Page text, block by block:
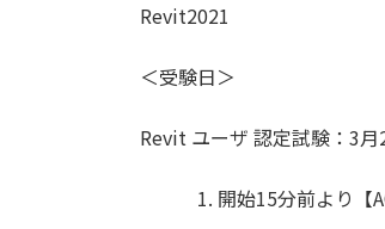
Revit2021
＜受験日＞
Revit ユーザ 認定試験：3
1. 開始15分前より【